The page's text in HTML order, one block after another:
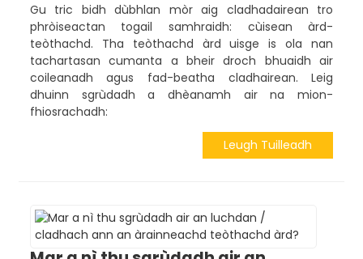
Gu tric bidh dùbhlan mòr aig cladhadairean tro
phròiseactan togail samhraidh: cùisean àrd-
teòthachd. Tha teòthachd àrd uisge is ola nan
tachartasan cumanta a bheir droch bhuaidh air
coileanadh agus fad-beatha cladhairean. Leig
dhuinn sgrùdadh a dhèanamh air na mion-
fhiosrachadh:
Leugh Tuilleadh